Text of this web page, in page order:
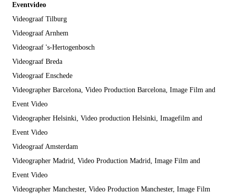
Eventvideo
Videograaf Tilburg
Videograaf Arnhem
Videograaf 's-Hertogenbosch
Videograaf Breda
Videograaf Enschede
Videographer Barcelona, Video Production Barcelona, Image Film and
Event Video
Videographer Helsinki, Video production Helsinki, Imagefilm and
Event Video
Videograaf Amsterdam
Videographer Madrid, Video Production Madrid, Image Film and
Event Video
Videographer Manchester, Video Production Manchester, Image Film